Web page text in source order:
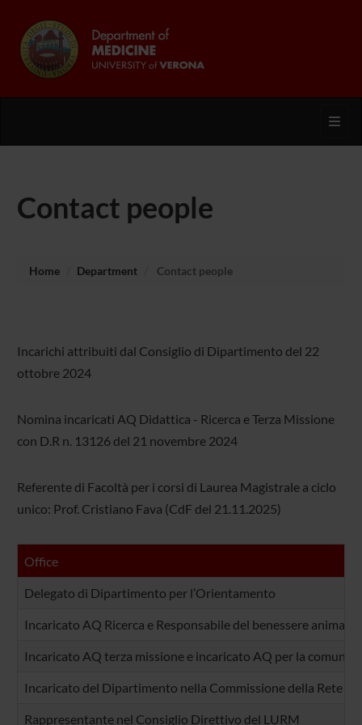
Contact people
Home Department Contact people
Incarichi attribuiti dal Consiglio di Dipartimento del 22
ottobre 2024
Nomina incaricati AQ Didattica - Ricerca e Terza Missione
con D.R n. 13126 del 21 novembre 2024
Referente di Facoltà per i corsi di Laurea Magistrale a ciclo
unico: Prof. Cristiano Fava (CdF del 21.11.2025)
Office
Delegato di Dipartimento per l’Orientamento
Incaricato AQ Ricerca e Responsabile del benessere animale
Incaricato AQ terza missione e incaricato AQ per la
Incaricato del Dipartimento nella Commissione della Rete
Rappresentante nel Consiglio Direttivo del LURM